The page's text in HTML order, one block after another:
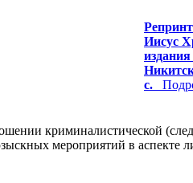
Иисус
с.
криминалистической
мероприятий в